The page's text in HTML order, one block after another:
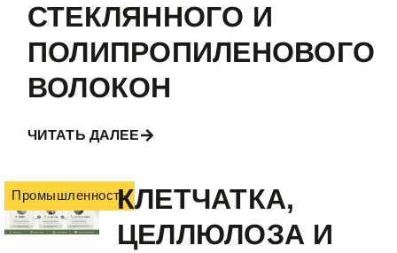
СТЕКЛЯННОГО И
ПОЛИПРОПИЛЕНОВОГО
ВОЛОКОН
ЧИТАТЬ ДАЛЕЕ
ПромышленностьКЛЕТЧАТКА,
ЦЕЛЛЮЛОЗА И